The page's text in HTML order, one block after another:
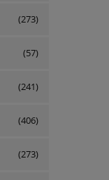
(273)
(57)
(241)
(406)
(273)